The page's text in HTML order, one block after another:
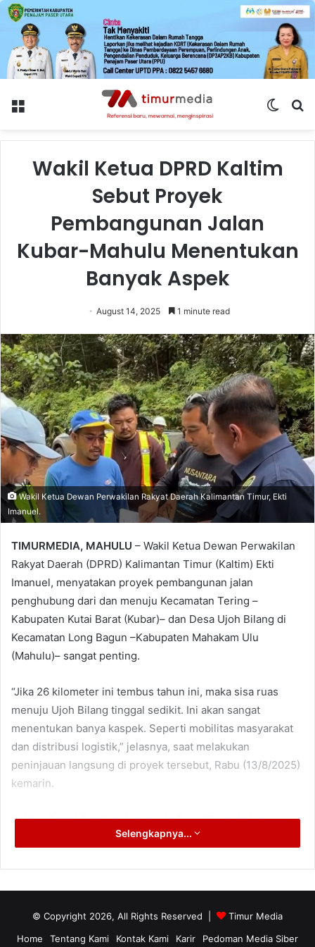
Menu
Switch
Wakil Ketua DPRD Kaltim
Sebut Proyek
Pembangunan Jalan
Kubar-Mahulu Menentukan
Banyak Aspek
August 14, 2025 1 minute read
Wakil Ketua Dewan Perwakilan Rakyat Daerah Kalimantan Timur, Ekti
Imanuel.
TIMURMEDIA, MAHULU – Wakil Ketua Dewan Perwakilan
Rakyat Daerah (DPRD) Kalimantan Timur (Kaltim) Ekti
Imanuel, menyatakan proyek pembangunan jalan
penghubung dari dan menuju Kecamatan Tering –
Kabupaten Kutai Barat (Kubar)– dan Desa Ujoh Bilang di
Kecamatan Long Bagun –Kabupaten Mahakam Ulu
(Mahulu)– sangat penting.
“Jika 26 kilometer ini tembus tahun ini, maka sisa ruas
menuju Ujoh Bilang tinggal sedikit. Ini akan sangat
menentukan banya kaspek. Seperti mobilitas masyarakat
dan distribusi logistik,” jelasnya, saat melakukan
peninjauan langsung di proyek tersebut, Rabu (13/8/2025)
kemarin.
Politisi Partai Gerakan Indonesia Raya (Gerindra) itu
menegaskan, panjang total jalan yang sedang dibangun
pelaksanaan, mengingat seluruh kontrak berakhir pada 31
Desember 2025 mendatang.
Selengkapnya...
© Copyright 2026, All Rights Reserved |
Timur Media
Home
Tentang Kami Kontak Kami Karir Pedoman Media Siber